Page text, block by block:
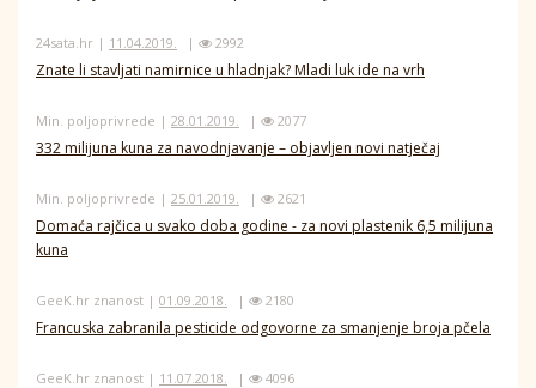
24sata.hr | 11.04.2019. | 2992
Znate li stavljati namirnice u hladnjak? Mladi luk ide na vrh
Min. poljoprivrede | 28.01.2019. | 2077
332 milijuna kuna za navodnjavanje – objavljen novi natječaj
Min. poljoprivrede | 25.01.2019. | 2621
Domaća rajčica u svako doba godine - za novi plastenik 6,5 milijuna
kuna
GeeK.hr znanost | 01.09.2018. | 2180
Francuska zabranila pesticide odgovorne za smanjenje broja pčela
GeeK.hr znanost | 11.07.2018. | 4096